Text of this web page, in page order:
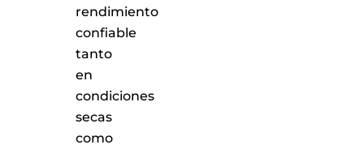
rendimiento
confiable
tanto
en
condiciones
secas
como